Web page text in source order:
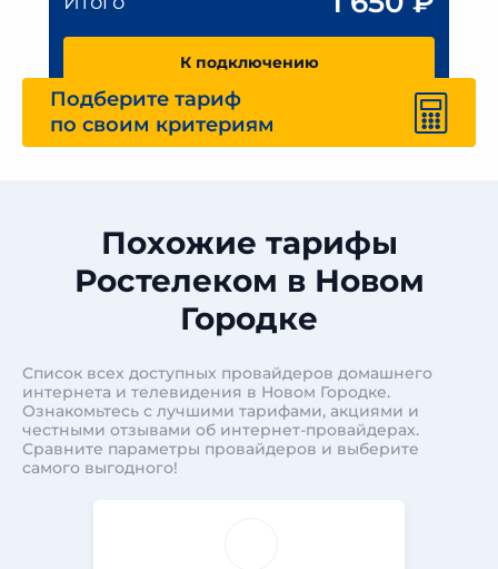
К подключению
Подберите тариф
по своим критериям
Похожие тарифы
Ростелеком в Новом
Городке
Список всех доступных провайдеров домашнего
интернета и телевидения в Новом Городке.
Ознакомьтесь с лучшими тарифами, акциями и
честными отзывами об интернет-провайдерах.
Сравните параметры провайдеров и выберите
самого выгодного!